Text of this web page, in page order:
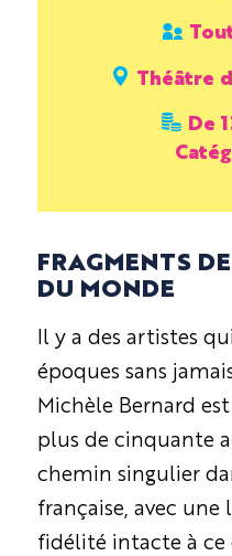
FRAGMENTS
DU MONDE
Il y a des artistes
époques sans
Michèle Bernard
plus de cinquante
chemin singulier
française, avec
fidélité intacte à ce
Théâtre
De